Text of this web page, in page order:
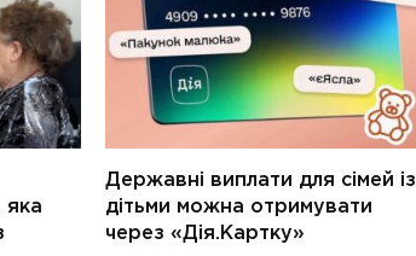
яка
Державні виплати для сімей із
дітьми можна отримувати
через «Дія.Картку»